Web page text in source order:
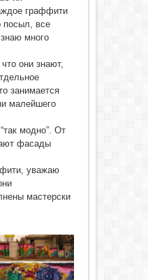
граффити
посыл, все
много
они знают,
занимается
малейшего
модно”. От
фасады
уважаю
мастерски